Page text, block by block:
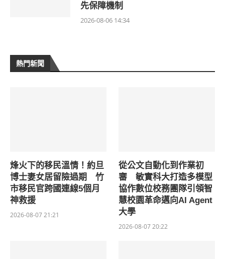
先保障機制
2026-08-06 14:34
熱門新聞
烽火下的移民溫情！約旦
博士妻女居留險過期 竹
市移民官跨國連線5個月
神救援
2026-08-07 21:21
從公文自動化到作業初
審 敏實科大打造多模型
協作數位校務團隊引領智
慧校園革命邁向AI Agent
大學
2026-08-07 20:22